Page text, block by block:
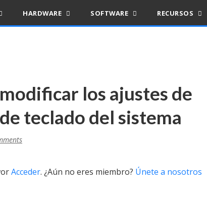
HARDWARE SOFTWARE RECURSOS
los ajustes de
teclado del sistema
Acceder. ¿Aún no eres miembro? Únete a nosotros